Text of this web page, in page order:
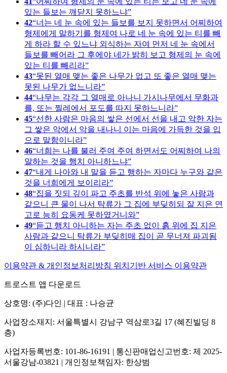
있는 들보는 깨닫지 못하느냐
42 너는 네 눈 속에 있는 들보를 보지 못하면서 어찌하여
형제에게 말하기를 형제여 나로 네 눈 속에 있는 티를 빼
게 하라 할 수 있느냐 외식하는 자여 먼저 네 눈 속에서
들보를 빼어라 그 후에야 네가 밝히 보고 형제의 눈 속에
있는 티를 빼리라
43 못된 열매 맺는 좋은 나무가 없고 또 좋은 열매 맺는
못된 나무가 없느니라
44 나무는 각각 그 열매로 아나니 가시나무에서 무화과
를, 또는 찔레에서 포도를 따지 못하느니라
45 선한 사람은 마음의 쌓은 선에서 선을 내고 악한 자는
그 쌓은 악에서 악을 내나니 이는 마음에 가득한 것을 입
으로 말함이니라
46 너희는 나를 불러 주여 주여 하면서도 어찌하여 나의
말하는 것을 행치 아니하느냐
47 내게 나아와 내 말을 듣고 행하는 자마다 누구와 같은
것을 너희에게 보이리라
48 집을 짓되 깊이 파고 주초를 반석 위에 놓은 사람과
같으니 큰 물이 나서 탁류가 그 집에 부딪히되 잘 지은 연
고로 능히 요동케 못하였거니와
49 듣고 행치 아니하는 자는 주초 없이 흙 위에 집 지은
사람과 같으니 탁류가 부딪히매 집이 곧 무너져 파괴됨
이 심하니라 하시니라
이용약관 & 개인정보처리방침 위치기반 서비스 이용약관
트로스트 앱 다운로드
상호명: (주)다인 | 대표 : 나승균
사업장소재지: 서울특별시 강남구 역삼로3길 17 (혜진빌딩 8
층)
사업자등록번호: 101-86-16191 | 통신판매업신고번호: 제 2025-
서울강남-03821 | 개인정보책임자: 한상범